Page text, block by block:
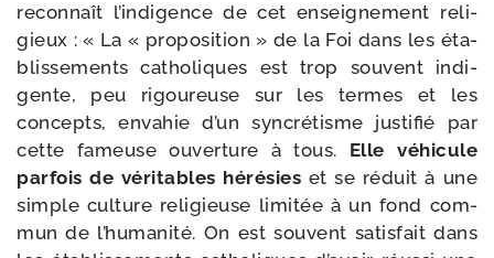
recon­naît l’in­di­gence de cet ensei­gne­ment reli­
gieux : « La « pro­po­si­tion » de la Foi dans les éta­
blis­se­ments catho­liques est trop sou­vent indi­
gente, peu rigou­reuse sur les termes et les
concepts, enva­hie d’un syn­cré­tisme jus­ti­fié par
cette fameuse ouver­ture à tous. Elle véhi­cule
par­fois de véri­tables héré­sies et se réduit à une
simple culture reli­gieuse limi­tée à un fond com­
mun de l’hu­ma­ni­té. On est sou­vent satis­fait dans